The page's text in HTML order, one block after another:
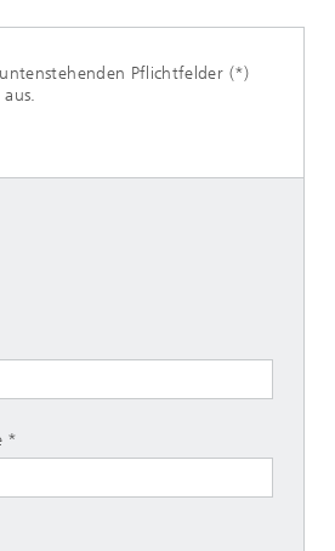
Pflichtfelder (*)